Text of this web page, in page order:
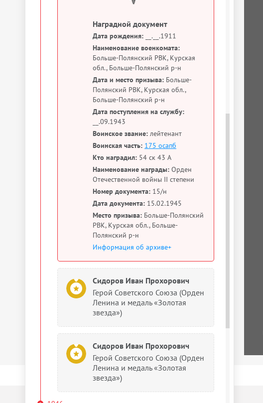
Наградной документ
Дата рождения: __.__.1911
Наименование военкомата:
Больше-Полянский РВК, Курская
обл., Больше-Полянский р-н
Дата и место призыва: Больше-
Полянский РВК, Курская обл.,
Больше-Полянский р-н
Дата поступления на службу:
__.09.1943
Воинское звание: лейтенант
Воинская часть: 175 осапб
Кто наградил: 54 ск 43 А
Наименование награды: Орден
Отечественной войны II степени
Номер документа: 15/н
Дата документа: 15.02.1945
Место призыва: Больше-Полянский
РВК, Курская обл., Больше-
Полянский р-н
Информация об архиве+
Сидоров Иван Прохорович
Герой Советского Союза (Орден
Ленина и медаль «Золотая
звезда»)
Сидоров Иван Прохорович
Герой Советского Союза (Орден
Ленина и медаль «Золотая
звезда»)